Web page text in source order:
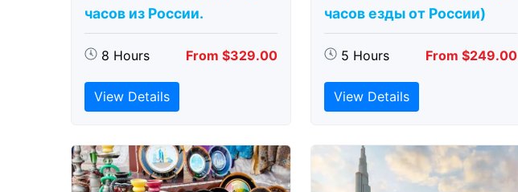
часов из России.
8 Hours From $329.00
View Details
часов езды от России)
5 Hours From $249.00
View Details